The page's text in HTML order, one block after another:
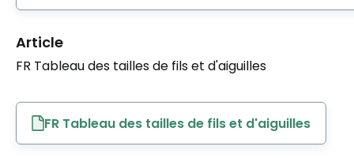
Article
FR Tableau des tailles de fils et d'aiguilles
FR Tableau des tailles de fils et d'aiguilles